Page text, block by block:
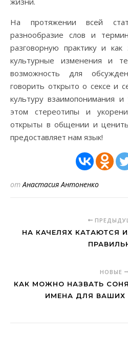
На протяжении всей
разнообразие слов и
разговорную практику и
культурные изменения и
возможность для
говорить открыто о сексe и
культуру взаимопонимания
этом стереотипы и
открыты в общении и ценить
предоставляет нам язык!
отАнастасия Антоненко
НА КАЧЕЛЯХ КАТАЮТСЯ
НОВЫЕ
КАК МОЖНО НАЗВАТЬ
ИМЕНА ДЛЯ ВАШИХ